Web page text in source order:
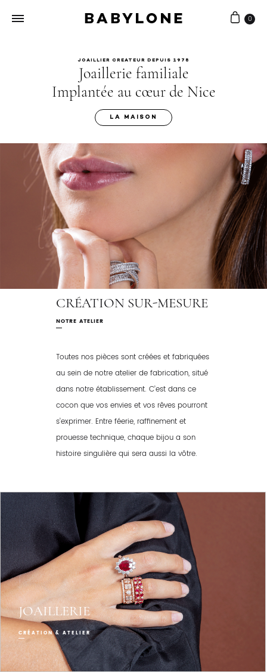
0
JOAILLIER CREATEUR DEPUIS 1978
Joaillerie familiale
Implantée au cœur de Nice
LA MAISON
CRÉATION SUR-MESURE
NOTRE ATELIER
Toutes nos pièces sont créées et fabriquées
au sein de notre atelier de fabrication, situé
dans notre établissement. C’est dans ce
cocon que vos envies et vos rêves pourront
s’exprimer. Entre féerie, raffinement et
prouesse technique, chaque bijou a son
histoire singulière qui sera aussi la vôtre.
JOAILLERIE
CRÉATION & ATELIER